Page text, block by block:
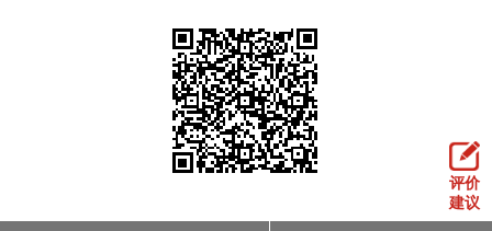
评价
建议